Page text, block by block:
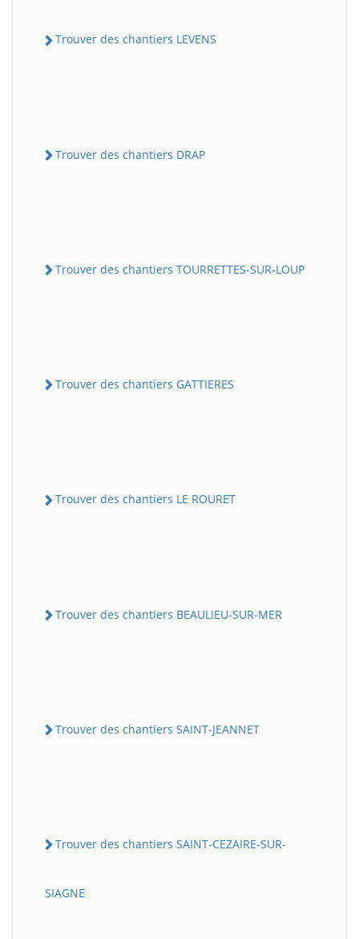
Trouver des chantiers LEVENS
Trouver des chantiers DRAP
Trouver des chantiers TOURRETTES-SUR-LOUP
Trouver des chantiers GATTIERES
Trouver des chantiers LE ROURET
Trouver des chantiers BEAULIEU-SUR-MER
Trouver des chantiers SAINT-JEANNET
Trouver des chantiers SAINT-CEZAIRE-SUR-
SIAGNE